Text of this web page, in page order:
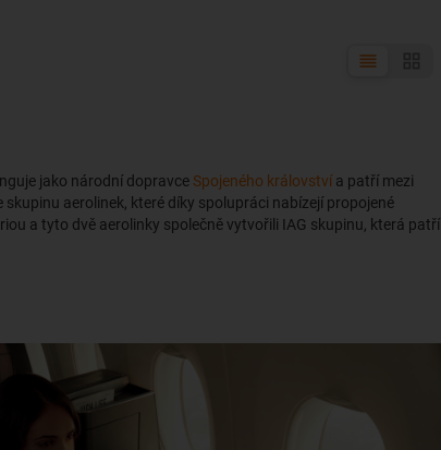
jako národní dopravce Spojeného království a patří mezi
aerolinek, které díky spolupráci nabízejí propojené
a tyto dvě aerolinky společně vytvořili IAG skupinu, která patří